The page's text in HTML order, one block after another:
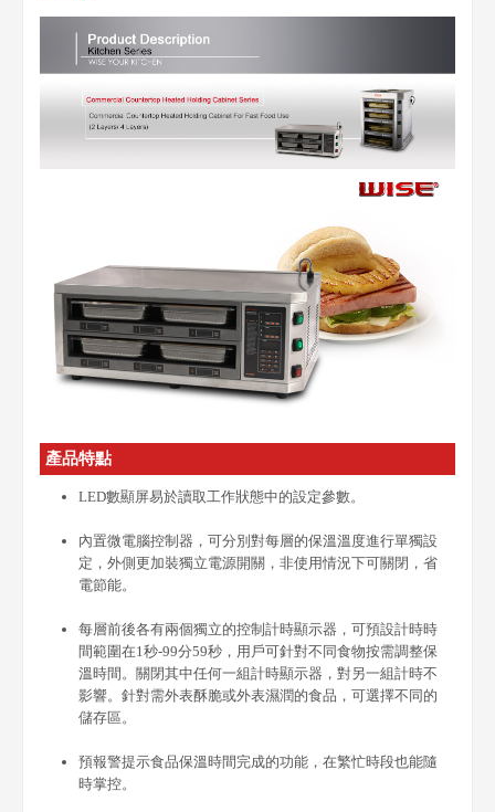
產品特點
LED數顯屏易於讀取工作狀態中的設定參數。
內置微電腦控制器，可分別對每層的保溫溫度進行單獨設
定，外側更加裝獨立電源開關，非使用情況下可關閉，省
電節能。
每層前後各有兩個獨立的控制計時顯示器，可預設計時時
間範圍在1秒-99分59秒，用戶可針對不同食物按需調整保
溫時間。關閉其中任何一組計時顯示器，對另一組計時不
影響。針對需外表酥脆或外表濕潤的食品，可選擇不同的
儲存區。
預報警提示食品保溫時間完成的功能，在繁忙時段也能隨
時掌控。